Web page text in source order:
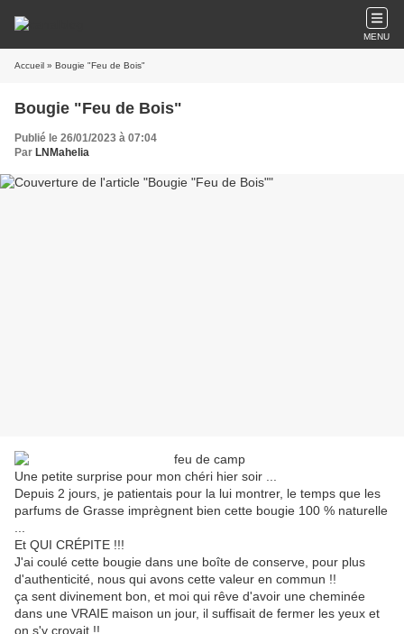
MENU
Accueil » Bougie "Feu de Bois"
Bougie "Feu de Bois"
Publié le 26/01/2023 à 07:04
Par LNMahelia
Une petite surprise pour mon chéri hier soir ...
Depuis 2 jours, je patientais pour la lui montrer, le temps que les
parfums de Grasse imprègnent bien cette bougie 100 % naturelle
Et QUI CRÉPITE !!!
J'ai coulé cette bougie dans une boîte de conserve, pour plus
d'authenticité, nous qui avons cette valeur en commun !!
ça sent divinement bon, et moi qui rêve d'avoir une cheminée
dans une VRAIE maison un jour, il suffisait de fermer les yeux et
on s'y croyait !!